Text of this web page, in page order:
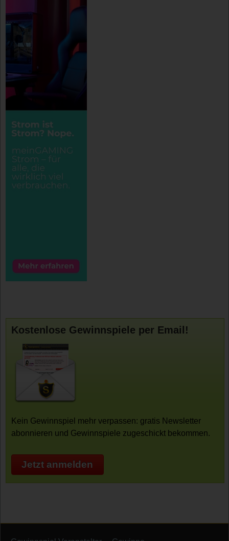
Kostenlose Gewinnspiele per Email!
Kein Gewinnspiel mehr verpassen: gratis Newsletter
abonnieren und Gewinnspiele zugeschickt bekommen.
Jetzt anmelden